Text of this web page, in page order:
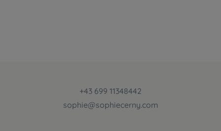
+43 699 11348442
sophie@sophiecerny.com